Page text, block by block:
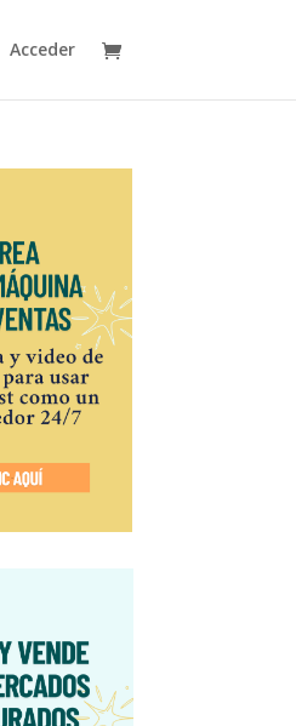
Acceder